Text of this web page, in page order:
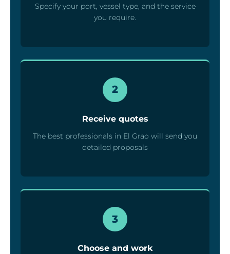
Specify your port, vessel type, and the service
you require.
2
Receive quotes
The best professionals in El Grao will send you
detailed proposals
3
Choose and work